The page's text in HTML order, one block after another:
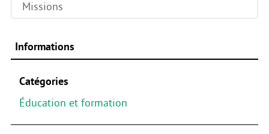
Missions
Informations
Catégories
Éducation et formation